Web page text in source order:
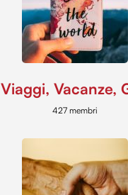
Viaggi, Vacanze,
427 membri